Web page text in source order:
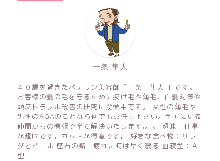
一条 隼人
４０歳を過ぎたベテラン美容師「一条 隼人 」です。
お客様の髪の毛を守るために抜け毛や薄毛、白髪対策や
頭皮トラブル改善の研究に没頭中です。 女性の薄毛や
男性のAGAのことなら何でもお任せ下さい。全国にいる
仲間からの情報で全て解決いたしますよ 。 趣味：仕事
が趣味です。カットが得意です。 好きな食べ物：サラ
ダとビール 座右の銘：疲れた時は早く寝る 血液型：Ａ
型